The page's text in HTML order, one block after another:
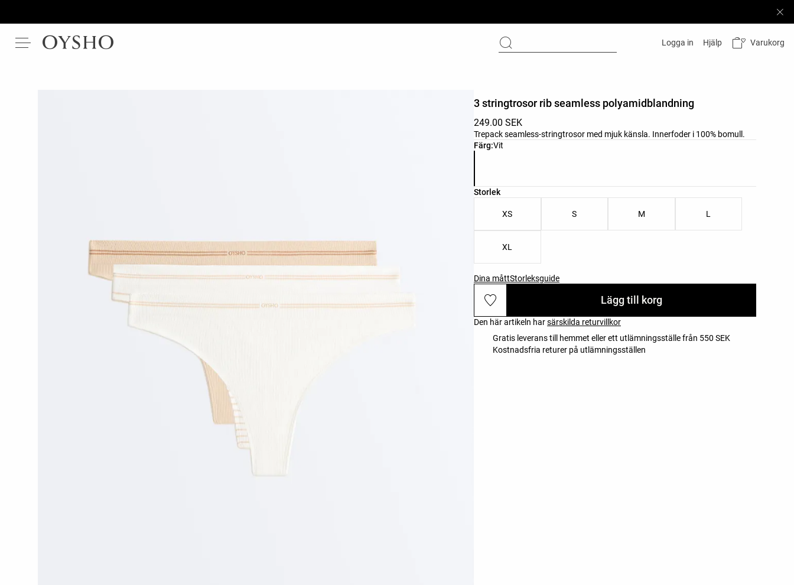
Logga in Hjälp Varukorg
Färg:Vit
Lista över produktfärger
3 stringtrosor rib seamless polyamidblandning
249.00 SEK
Trepack seamless-stringtrosor med mjuk känsla. Innerfoder i 100% bomull.
Storlek
Lista över produktstorlekar
XS S M L
XL
Dina måttStorleksguide
Lägg till korg
Den här artikeln harsärskilda returvillkor
Gratis leverans till hemmet eller ett utlämningsställe från 550 SEK
Kostnadsfria returer på utlämningsställen